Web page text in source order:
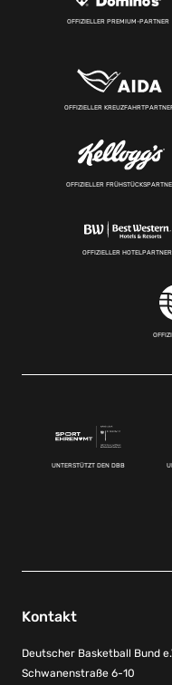
OFFIZIELLER PREMIUM-PARTNER
OFFIZIELLER
OFFIZIELLER
OFFIZIELLER
UNTERSTÜTZT DEN DBB
Kontakt
Deutscher Basketball Bund
Schwanenstraße 6-10